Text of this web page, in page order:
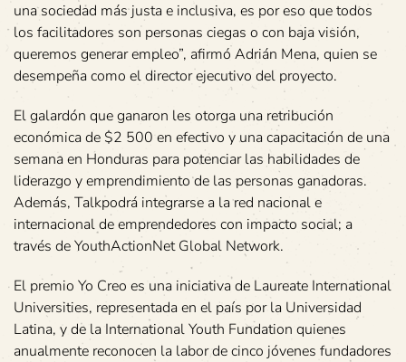
una sociedad más justa e inclusiva, es por eso que todos
los facilitadores son personas ciegas o con baja visión,
queremos generar empleo”, afirmó Adrián Mena, quien se
desempeña como el director ejecutivo del proyecto.
El galardón que ganaron les otorga una retribución
económica de $2 500 en efectivo y una capacitación de una
semana en Honduras para potenciar las habilidades de
liderazgo y emprendimiento de las personas ganadoras.
Además, Talkpodrá integrarse a la red nacional e
internacional de emprendedores con impacto social; a
través de YouthActionNet Global Network.
El premio Yo Creo es una iniciativa de Laureate International
Universities, representada en el país por la Universidad
Latina, y de la International Youth Fundation quienes
anualmente reconocen la labor de cinco jóvenes fundadores